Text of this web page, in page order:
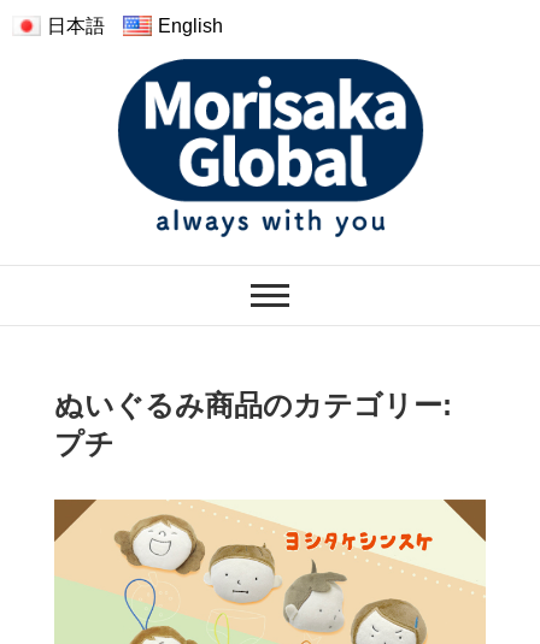
日本語 English
モリサカグローバル
ぬいぐるみ商品のカテゴリー:
プチ